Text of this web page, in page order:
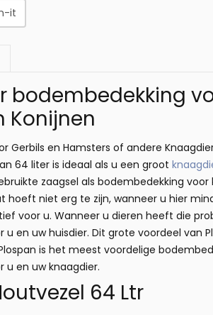
it
bodembedekking
Konijnen
Gerbils en Hamsters of andere
64 liter is ideaal als u een groot
zaagsel als bodembedekking
hoeft niet erg te zijn, wanneer u hier
voor u. Wanneer u dieren heeft die
en uw huisdier. Dit grote voordeel van
is het meest voordelige
u en uw knaagdier.
64 Ltr